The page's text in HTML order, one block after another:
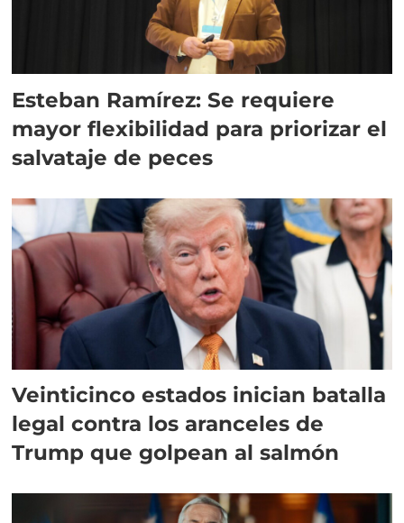
Esteban Ramírez: Se requiere
mayor flexibilidad para priorizar el
salvataje de peces
Veinticinco estados inician batalla
legal contra los aranceles de
Trump que golpean al salmón